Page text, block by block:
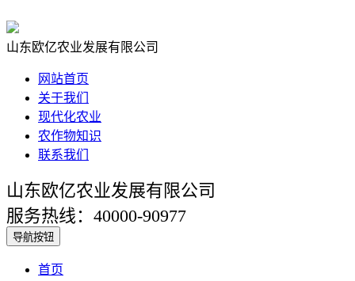
山东欧亿农业发展有限公司
网站首页
关于我们
现代化农业
农作物知识
联系我们
山东欧亿农业发展有限公司
服务热线：40000-90977
导航按钮
首页